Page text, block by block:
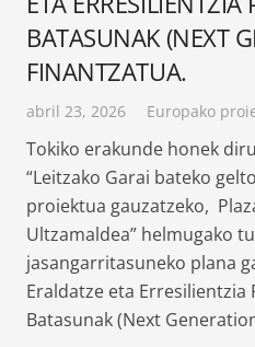
BATASUNAK (NEXT
FINANTZATUA.
abril 23, 2026 Europako
Tokiko erakunde honek
“Leitzako Garai bateko
proiektua gauzatzeko,
Ultzamaldea” helmugako
jasangarritasuneko plana
Eraldatze eta Erresilientzia
Batasunak (Next